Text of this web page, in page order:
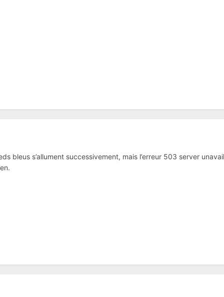
bleus s’allument successivement, mais l’erreur 503 server